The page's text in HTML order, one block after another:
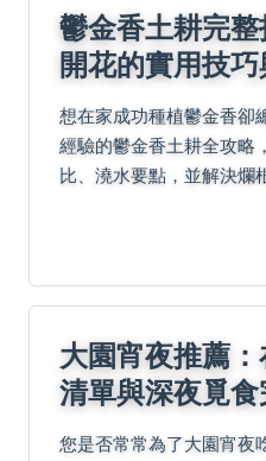
鬱金香土耕完
開花的實用技
想在家成功種植鬱金香卻
經驗的鬱金香土耕全攻略
比、澆水要點，並解決爛
大園宵夜推薦
清單與深夜覓
您是否常常為了大園宵夜